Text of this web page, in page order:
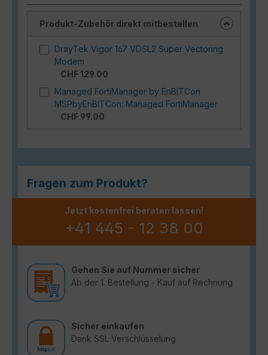
Produkt-Zubehör direkt mitbestellen
DrayTek Vigor 167 VDSL2 Super Vectoring
Modem
CHF 129.00
Managed FortiManager by EnBITCon
MSPbyEnBITCon: Managed FortiManager
CHF 99.00
Fragen zum Produkt?
Jetzt kostenfrei beraten lassen!
+41 445 - 12 38 00
Gehen Sie auf Nummer sicher
Ab der 1. Bestellung - Kauf auf Rechnung
Sicher einkaufen
Dank SSL Verschlüsselung